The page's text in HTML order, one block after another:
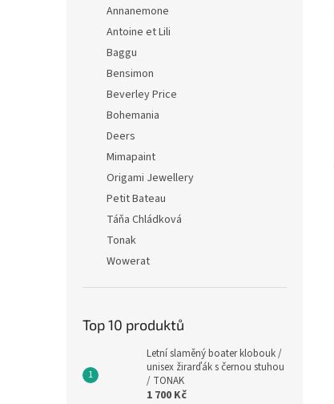
Annanemone
Antoine et Lili
Baggu
Bensimon
Beverley Price
Bohemania
Deers
Mimapaint
Origami Jewellery
Petit Bateau
Táňa Chládková
Tonak
Wowerat
Top 10 produktů
Letní slaměný boater klobouk /
unisex žirarďák s černou stuhou
/ TONAK
1 700 Kč